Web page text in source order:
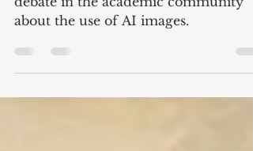
THE advent of AI has brought about
about the use of AI images.